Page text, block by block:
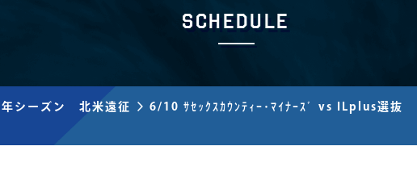
Schedule
シーズン 北米遠征 6/10 ｻｾｯｸｽｶｳﾝﾃｨｰ･ﾏｲﾅｰｽﾞ vs ILplus選抜